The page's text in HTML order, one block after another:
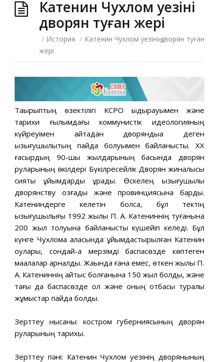
Катенин Чухлом уезінің
дворян туған жері
/ История / Катенин Чухлом уезінің дворян туған
жері
Тақырыптың өзектілігі КСРО ыдырауымен және
тарихи ғылымдағы коммунистік идеологияның
күйреуімен қайтадан дворяндыққа деген
қызығушылықтың пайда болуымен байланысты. ХХ
ғасырдың 90-шы жылдарының басында дворян
руларының өкілдері Бүкілресейлік Дворян жиналысы
сияқты ұйымдарды құрады. Өскелең қызығушылық
дворянству қозғады және провинциясына барды.
Катениндерге келетін болсақ, бұл тектің
қызығушылығы 1992 жылы П. А. Катениннің туғанына
200 жыл толуына байланысты күшейіп келеді. Бұл
күнге Чухлома қаласында ұйымдастырылған Катенин
оқулары, сондай-ақ мерзімді баспасөзде көптеген
мақалалар арналды. Жақында ғана емес, өткен жылы П.
А. Катениннің қайтыс болғанына 150 жыл болды, және
тағы да баспасөзде ол және оның отбасы туралы
жұмыстар пайда болды.
Зерттеу нысаны: костром губерниясының дворян
руларының тарихы.
Зерттеу пәні: Катенин Чухлом уезінің дворянының